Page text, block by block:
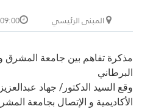
المبنى الرئيسي 09:00
مذكرة تفاهم بين جامعة المشرق
البرطاني
وقع السيد الدكتور/ جهاد
الأكاديمية و الإتصال بجامعة